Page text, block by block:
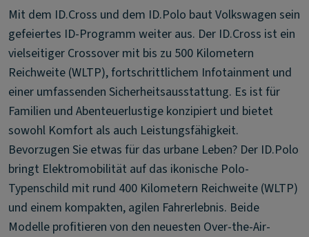
Mit dem ID.Cross und dem ID.Polo baut Volkswagen sein
gefeiertes ID-Programm weiter aus. Der ID.Cross ist ein
vielseitiger Crossover mit bis zu 500 Kilometern
Reichweite (WLTP), fortschrittlichem Infotainment und
einer umfassenden Sicherheitsausstattung. Es ist für
Familien und Abenteuerlustige konzipiert und bietet
sowohl Komfort als auch Leistungsfähigkeit.
Bevorzugen Sie etwas für das urbane Leben? Der ID.Polo
bringt Elektromobilität auf das ikonische Polo-
Typenschild mit rund 400 Kilometern Reichweite (WLTP)
und einem kompakten, agilen Fahrerlebnis. Beide
Modelle profitieren von den neuesten Over-the-Air-